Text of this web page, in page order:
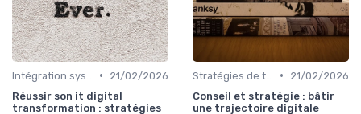
•
21/02/2026
Réussir son it digital
transformation : stratégies
•
21/02/2026
Conseil et stratégie : bâtir
une trajectoire digitale